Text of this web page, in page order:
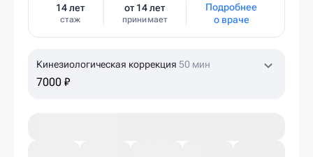
14 лет
стаж
от 14 лет
принимает
Подробнее
о враче
Кинезиологическая коррекция 50 мин
7000 ₽